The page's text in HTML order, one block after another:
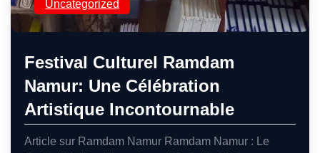
Uncategorized
Festival Culturel Ramdam
Namur: Une Célébration
Artistique Incontournable
Article sur Ramdam Namur Ramdam Namur : Le